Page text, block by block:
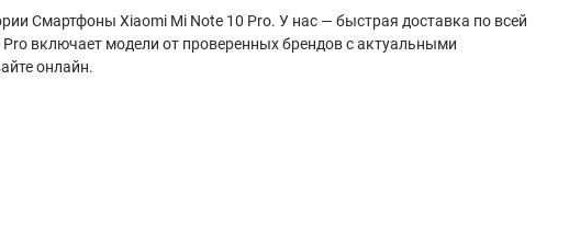
Смартфоны Xiaomi Mi Note 10 Pro. У нас — быстрая доставка по всей
включает модели от проверенных брендов с актуальными
онлайн.